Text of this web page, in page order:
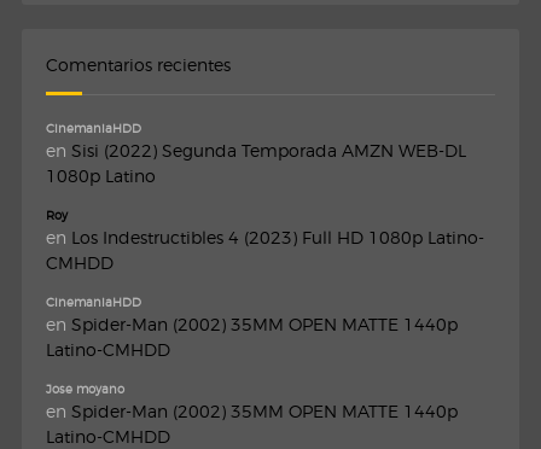
Comentarios recientes
CinemaniaHDD
en Sisi (2022) Segunda Temporada AMZN WEB-DL
1080p Latino
Roy
en Los Indestructibles 4 (2023) Full HD 1080p Latino-
CMHDD
CinemaniaHDD
en Spider-Man (2002) 35MM OPEN MATTE 1440p
Latino-CMHDD
Jose moyano
en Spider-Man (2002) 35MM OPEN MATTE 1440p
Latino-CMHDD